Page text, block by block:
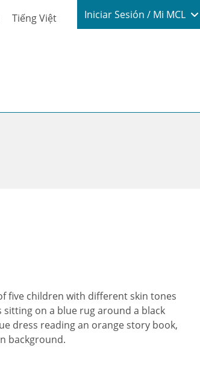
Tiếng Việt Login / My
Iniciar Sesión / Mi MCL